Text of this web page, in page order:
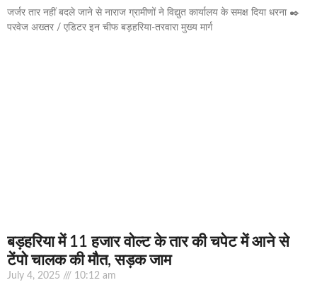
जर्जर तार नहीं बदले जाने से नाराज ग्रामीणों ने विद्युत कार्यालय के समक्ष दिया धरना ✒️
परवेज अख्तर / एडिटर इन चीफ बड़हरिया-तरवारा मुख्य मार्ग
बड़हरिया में 11 हजार वोल्ट के तार की चपेट में आने से
टेंपो चालक की मौत, सड़क जाम
July 4, 2025 10:12 am